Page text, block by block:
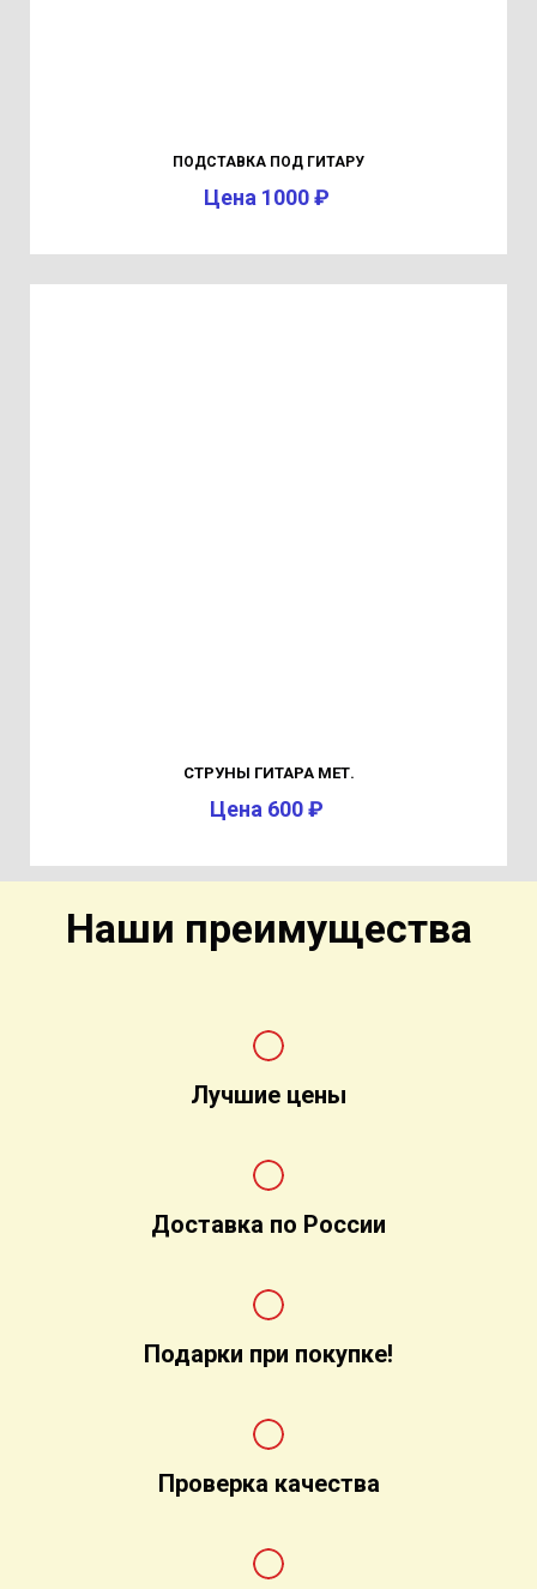
ПОДСТАВКА ПОД ГИТАРУ
Цена 1000 ₽
СТРУНЫ ГИТАРА МЕТ.
Цена 600 ₽
Наши преимущества
Лучшие цены
Доставка по России
Подарки при покупке!
Проверка качества